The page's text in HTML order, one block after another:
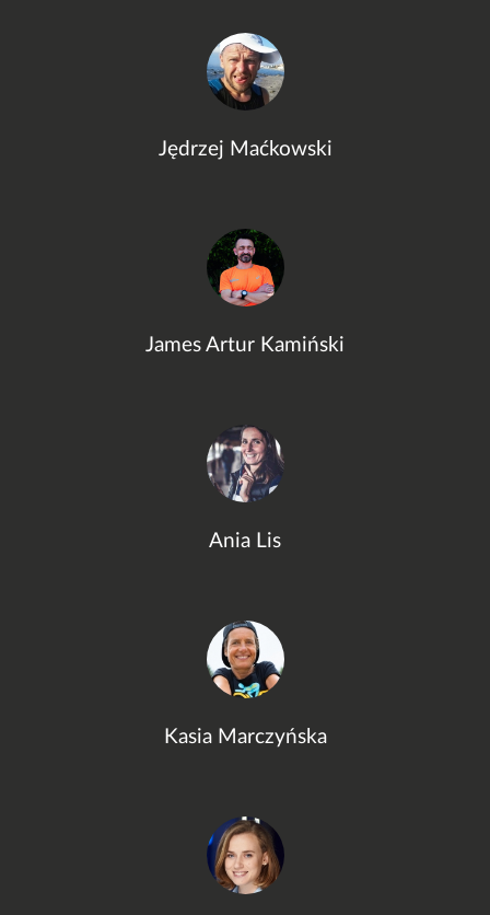
Jędrzej Maćkowski
James Artur Kamiński
Ania Lis
Kasia Marczyńska